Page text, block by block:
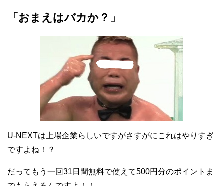
「おまえはバカか？」
U-NEXTは上場企業らしいですがさすがにこれはやりすぎ
ですよね！？
だってもう一回31日間無料で使えて500円分のポイントま